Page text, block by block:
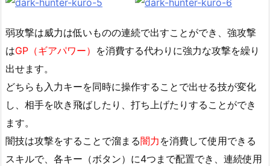
弱攻撃は威力は低いものの連続で出すことができ、強攻撃
はGP（ギアパワー） を消費する代わりに強力な攻撃を繰り
出せます。
どちらも入力キーを同時に操作することで出せる技が変化
し、相手を吹き飛ばしたり、打ち上げたりすることができ
ます。
闇技は攻撃をすることで溜まる闇力 を消費して使用できる
スキルで、各キー（ボタン）に4つまで配置でき、連続使用